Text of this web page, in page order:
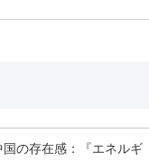
の存在感：『エネルギ